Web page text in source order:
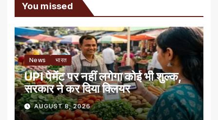
You missed
News भारत
UPI पेमेंट पर नहीं लगेगा कोई भी शुल्क,
सरकार ने कर दिया क्लियर
AUGUST 8, 2026